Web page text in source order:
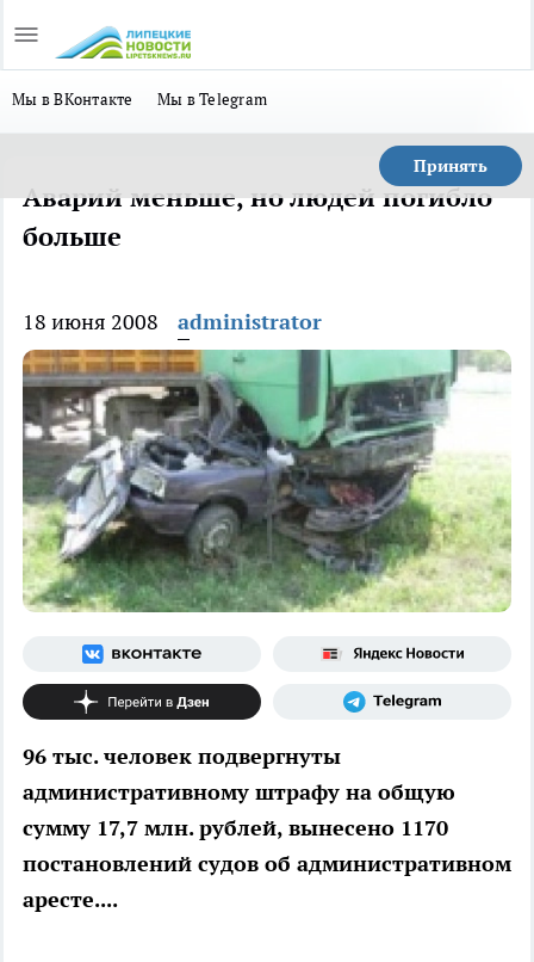
Мы в ВКонтакте Мы в Telegram
Принять
Аварий меньше, но людей погибло
больше
18 июня 2008 administrator
96 тыс. человек подвергнуты
административному штрафу на общую
сумму 17,7 млн. рублей, вынесено 1170
постановлений судов об административном
аресте....